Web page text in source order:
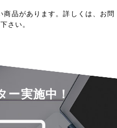
品があります。詳しくは、お問
さい。
ー実施中！